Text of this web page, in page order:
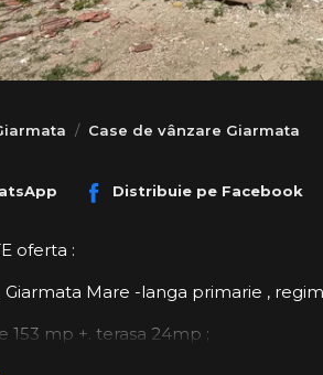
Case de vânzare Giarmata
Distribuie pe Facebook
oferta :
Giarmata Mare -langa primarie ,
153 mp +. terasa 24mp ;